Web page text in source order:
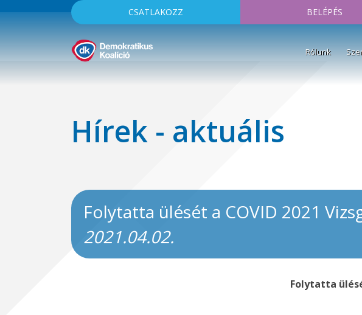
CSATLAKOZZ BELÉPÉS
Rólunk
Hírek - aktuális
Folytatta ülését a COVID 2021
2021.04.02.
Folytatta